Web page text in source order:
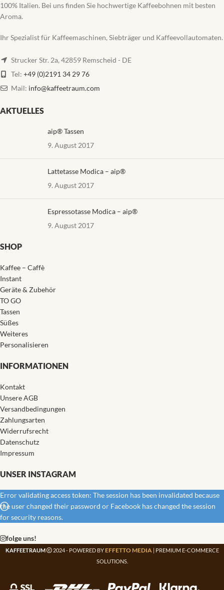
100% Italien. Bei uns finden Sie hochwertige Kaffeebohnen mit besten
Aroma.
Ihr Spezialist für Kaffeemaschinen, Siebträger und Kaffeevollautomaten.
Strucker Str. 2a, 42859 Remscheid - DE
Tel: +49 (0)2191 34 29 76
Mail: info@kaffeetraum.com
AKTUELLES
aip® Tassen
9. August 2017
Lattetasse Modica – aip®
9. August 2017
Espressotasse Modica – aip®
9. August 2017
SHOP
Kaffee – Caffè
Instant
Geräte & Zubehör
TO GO
Tassen
Süßes
Weiteres
Personalisieren
INFORMATIONEN
Kontakt
Unsere AGB
Versandbedingungen
Zahlungsarten
Widerrufsrecht
Datenschutz
Impressum
UNSER INSTAGRAM
Error validating access token: The session has been invalidated because
the user changed their password or Facebook has changed the session
for security reasons.
folge uns!
KAFFEETRAUM 2024 - POWERED BY EFFETTO MEDIA | PREMIUM E-COMMERCE
SOLUTIONS.